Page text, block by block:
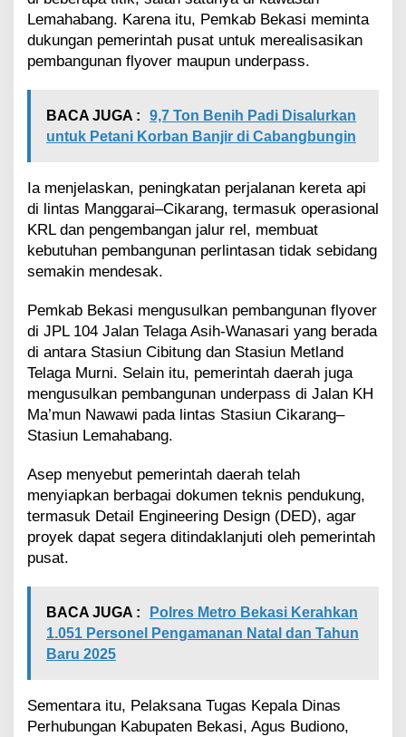
t
P
e
r
n
t
a
n
K
e
r
e
Lemahabang. Karena itu, Pemkab Bekasi meminta
dukungan pemerintah pusat untuk merealisasikan
pembangunan flyover maupun underpass.
BACA JUGA :
9,7 Ton Benih Padi Disalurkan
untuk Petani Korban Banjir di Cabangbungin
Ia menjelaskan, peningkatan perjalanan kereta api
di lintas Manggarai–Cikarang, termasuk operasional
KRL dan pengembangan jalur rel, membuat
kebutuhan pembangunan perlintasan tidak sebidang
semakin mendesak.
Pemkab Bekasi mengusulkan pembangunan flyover
di JPL 104 Jalan Telaga Asih-Wanasari yang berada
di antara Stasiun Cibitung dan Stasiun Metland
Telaga Murni. Selain itu, pemerintah daerah juga
mengusulkan pembangunan underpass di Jalan KH
Ma’mun Nawawi pada lintas Stasiun Cikarang–
Stasiun Lemahabang.
Asep menyebut pemerintah daerah telah
menyiapkan berbagai dokumen teknis pendukung,
termasuk Detail Engineering Design (DED), agar
proyek dapat segera ditindaklanjuti oleh pemerintah
pusat.
BACA JUGA :
Polres Metro Bekasi Kerahkan
1.051 Personel Pengamanan Natal dan Tahun
Baru 2025
Sementara itu, Pelaksana Tugas Kepala Dinas
Perhubungan Kabupaten Bekasi, Agus Budiono,